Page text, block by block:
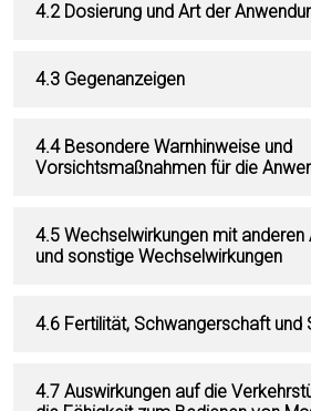
4.2 Dosierung und Art der
4.3 Gegenanzeigen
4.4 Besondere Warnhinweise und
Vorsichtsmaßnahmen für die
4.5 Wechselwirkungen mit anderen
und sonstige Wechselwirkungen
4.6 Fertilität, Schwangerschaft und
4.7 Auswirkungen auf die